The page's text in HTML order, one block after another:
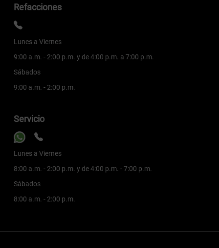
Refacciones
Lunes a Viernes
9:00 a.m. - 2:00 p.m. y de 4:00 p.m. a 7:00 p.m.
Sábados
9:00 a.m. - 2:00 p.m.
Servicio
Lunes a Viernes
8:00 a.m. - 2:00 p.m. y de 4:00 p.m. - 7:00 p.m.
Sábados
8:00 a.m. - 2:00 p.m.